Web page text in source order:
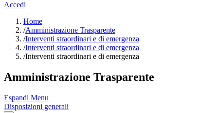
Accedi
Home
/Amministrazione Trasparente
/Interventi straordinari e di emergenza
/Interventi straordinari e di emergenza
/Interventi straordinari e di emergenza
Amministrazione Trasparente
Espandi Menu
Disposizioni generali